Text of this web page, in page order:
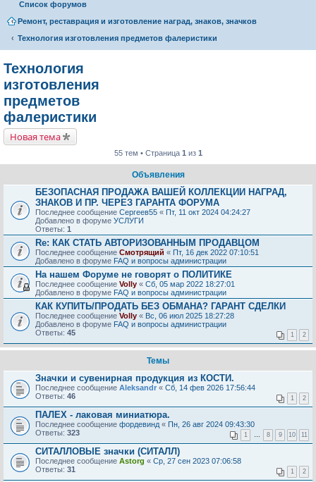
Список форумов
Ремонт, реставрация и изготовление наград, знаков, значков
Технология изготовления предметов фалеристики
Технология
изготовления
предметов
фалеристики
Новая тема
55 тем • Страница 1 из 1
Объявления
БЕЗОПАСНАЯ ПРОДАЖА ВАШЕЙ КОЛЛЕКЦИИ НАГРАД,
ЗНАКОВ И ПР. ЧЕРЕЗ ГАРАНТА ФОРУМА
Последнее сообщение Сергеев55 « Пт, 11 окт 2024 04:24:27
Добавлено в форуме УСЛУГИ
Ответы: 1
Re: КАК СТАТЬ АВТОРИЗОВАННЫМ ПРОДАВЦОМ
Последнее сообщение Смотрящий « Пт, 16 дек 2022 07:10:51
Добавлено в форуме FAQ и вопросы администрации
На нашем Форуме не говорят о ПОЛИТИКЕ
Последнее сообщение Volly « Сб, 05 мар 2022 18:27:01
Добавлено в форуме FAQ и вопросы администрации
КАК КУПИТЬ/ПРОДАТЬ БЕЗ ОБМАНА? ГАРАНТ СДЕЛКИ
Последнее сообщение Volly « Вс, 06 июл 2025 18:27:28
Добавлено в форуме FAQ и вопросы администрации
Ответы: 45 1 2
Темы
Значки и сувенирная продукция из КОСТИ.
Последнее сообщение Aleksandr « Сб, 14 фев 2026 17:56:44
Ответы: 46 1 2
ПАЛЕХ - лаковая миниатюра.
Последнее сообщение фордевинд « Пн, 26 авг 2024 09:43:30
Ответы: 323 1 … 8 9 10 11
СИТАЛЛОВЫЕ значки (СИТАЛЛ)
Последнее сообщение Astorg « Ср, 27 сен 2023 07:06:58
Ответы: 31 1 2